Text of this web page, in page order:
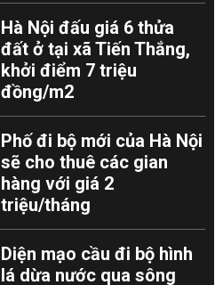
Hà Nội đấu giá 6 thửa
đất ở tại xã Tiến Thắng,
khởi điểm 7 triệu
đồng/m2
Phố đi bộ mới của Hà Nội
sẽ cho thuê các gian
hàng với giá 2
triệu/tháng
Diện mạo cầu đi bộ hình
lá dừa nước qua sông